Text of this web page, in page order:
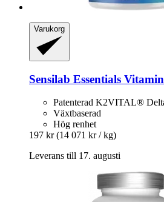
Varukorg
Sensilab Essentials
Patenterad K2VITAL®
Växtbaserad
Hög renhet
197 kr (14 071 kr / kg)
Leverans till 17. augusti